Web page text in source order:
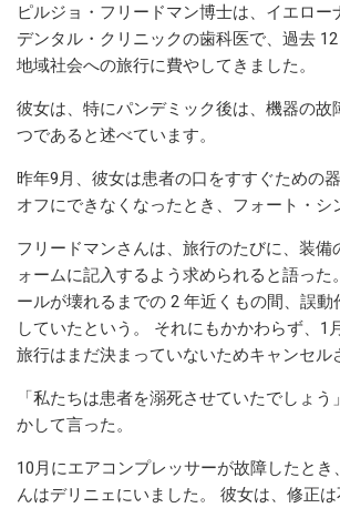
ピルジョ・フリードマン博士は、イエロー
デンタル・クリニックの歯科医で、過去
地域社会への旅行に費やしてきました。
彼女は、特にパンデミック後は、機器の故
つであると述べています。
昨年9月、彼女は患者の口をすすぐための
オフにできなくなったとき、フォート・シ
フリードマンさんは、旅行のたびに、装備
ォームに記入するよう求められると語った
ールが壊れるまでの 2 年近くもの間、誤
していたという。 それにもかかわらず、1
旅行はまだ決まっていないためキャンセル
「私たちは患者を溺死させていたでしょ
かして言った。
10月にエアコンプレッサーが故障したとき
んはデリニェにいました。 彼女は、修正は